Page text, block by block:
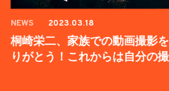
NEWS 2023.03.18
桐崎栄二、家族での動画撮影
りがとう！これからは自分の